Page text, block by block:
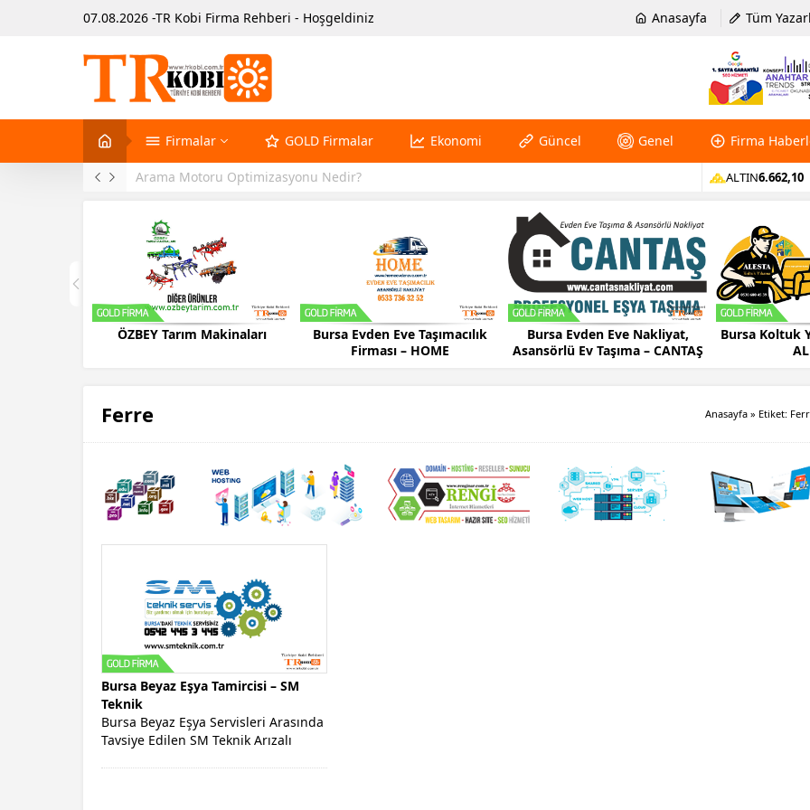
07.08.2026 -TR Kobi Firma Rehberi - Hoşgeldiniz Anasayfa Tüm
Firmalar GOLD Firmalar Ekonomi Güncel Genel Firma
Arama Motoru Optimizasyonu Nedir? ALTIN6.662,10
ÖZBEY Tarım Makinaları
Bursa Evden Eve Taşımacılık
Firması – HOME
Bursa Evden Eve Nakliyat,
Asansörlü Ev Taşıma – CANTAŞ
Bursa Koltuk
Ferre Anasayfa » Etiket:
Bursa Beyaz Eşya Tamircisi – SM
Teknik
Bursa Beyaz Eşya Servisleri Arasında
Tavsiye Edilen SM Teknik Arızalı